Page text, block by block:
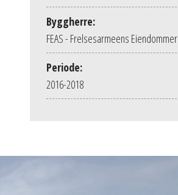
Byggherre:
FEAS - Frelsesarmeens Eiendommer
Periode:
2016-2018